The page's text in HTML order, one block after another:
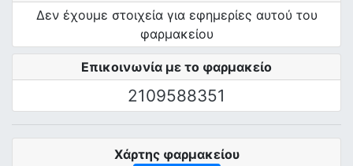
Επικοινωνία με το φαρμακείο
2109588351
Δεν έχουμε στοιχεία για εφημερίες αυτού του
φαρμακείου
Χάρτης φαρμακείου